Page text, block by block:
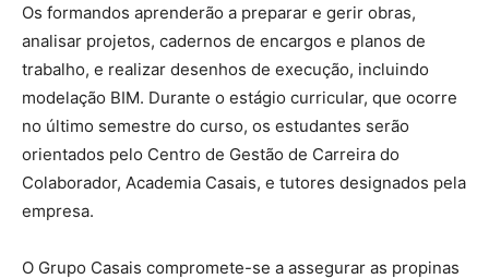
Os formandos aprenderão a preparar e gerir obras,
analisar projetos, cadernos de encargos e planos de
trabalho, e realizar desenhos de execução, incluindo
modelação BIM. Durante o estágio curricular, que ocorre
no último semestre do curso, os estudantes serão
orientados pelo Centro de Gestão de Carreira do
Colaborador, Academia Casais, e tutores designados pela
empresa.
O Grupo Casais compromete-se a assegurar as propinas